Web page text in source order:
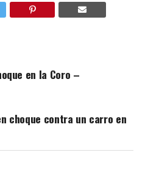
en la Coro –
choque contra un carro en